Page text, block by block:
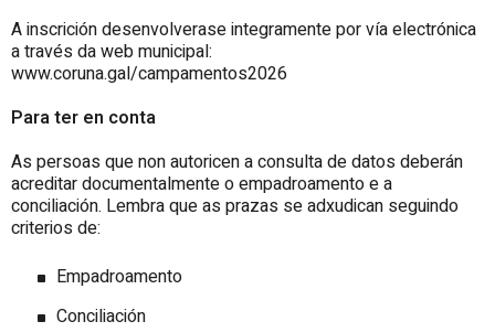
A inscrición desenvolverase integramente por vía electrónica
a través da web municipal:
www.coruna.gal/campamentos2026
Para ter en conta
As persoas que non autoricen a consulta de datos deberán
acreditar documentalmente o empadroamento e a
conciliación. Lembra que as prazas se adxudican seguindo
criterios de:
Empadroamento
Conciliación